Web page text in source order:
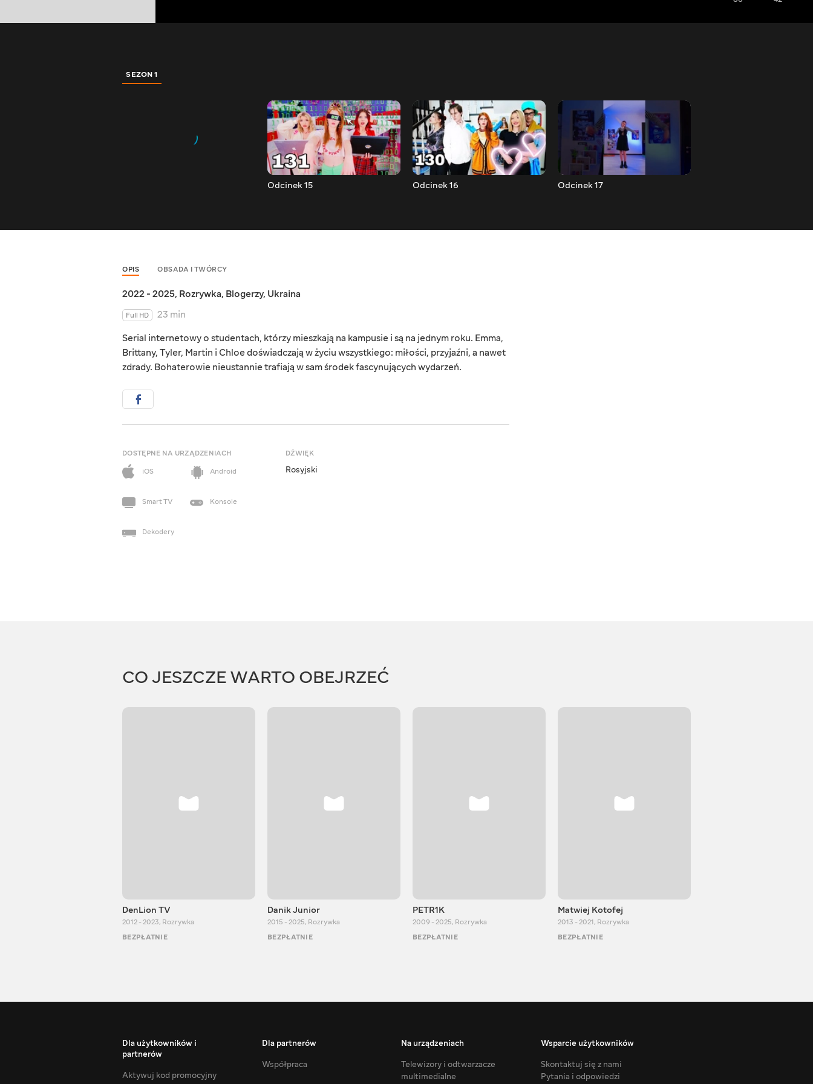
SEZON 1
Odcinek 15 Odcinek 16 Odcinek 17
OPIS OBSADA I TWÓRCY
2022 - 2025, Rozrywka, Blogerzy, Ukraina
Full HD
23 min
Serial internetowy o studentach, którzy mieszkają na kampusie i są na jednym roku. Emma,
Brittany, Tyler, Martin i Chloe doświadczają w życiu wszystkiego: miłości, przyjaźni, a nawet
zdrady. Bohaterowie nieustannie trafiają w sam środek fascynujących wydarzeń.
DOSTĘPNE NA URZĄDZENIACH
iOS
Android
Smart TV Konsole
Dekodery
DŹWIĘK
Rosyjski
CO JESZCZE WARTO OBEJRZEĆ
DenLion TV
2012 - 2023, Rozrywka
BEZPŁATNIE
Danik Junior
2015 - 2025, Rozrywka
BEZPŁATNIE
PETR1K
2009 - 2025, Rozrywka
BEZPŁATNIE
Matwiej Kotofej
2013 - 2021, Rozrywka
BEZPŁATNIE
Dla użytkowników i
partnerów
Aktywuj kod promocyjny
Dla partnerów
Współpraca
Na urządzeniach
Telewizory i odtwarzacze
multimedialne
Wsparcie użytkowników
Skontaktuj się z nami
Pytania i odpowiedzi